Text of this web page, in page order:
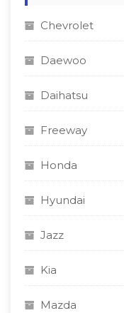
Chevrolet
Daewoo
Daihatsu
Freeway
Honda
Hyundai
Jazz
Kia
Mazda